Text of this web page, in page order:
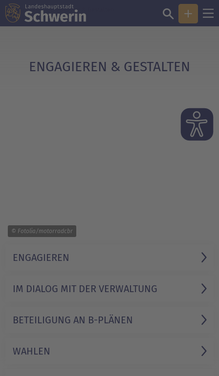
Sie sind hier: Engagieren & Gestalten
ENGAGIEREN & GESTALTEN
© Fotolia/motorradcbr
ENGAGIEREN
IM DIALOG MIT DER VERWALTUNG
BETEILIGUNG AN B-PLÄNEN
WAHLEN